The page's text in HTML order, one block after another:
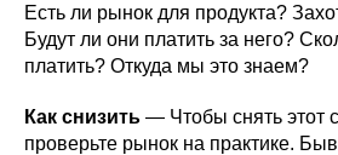
Есть ли рынок для продукта?
Будут ли они платить за него?
платить? Откуда мы это знаем?
Как снизить — Чтобы снять этот
проверьте рынок на практике.